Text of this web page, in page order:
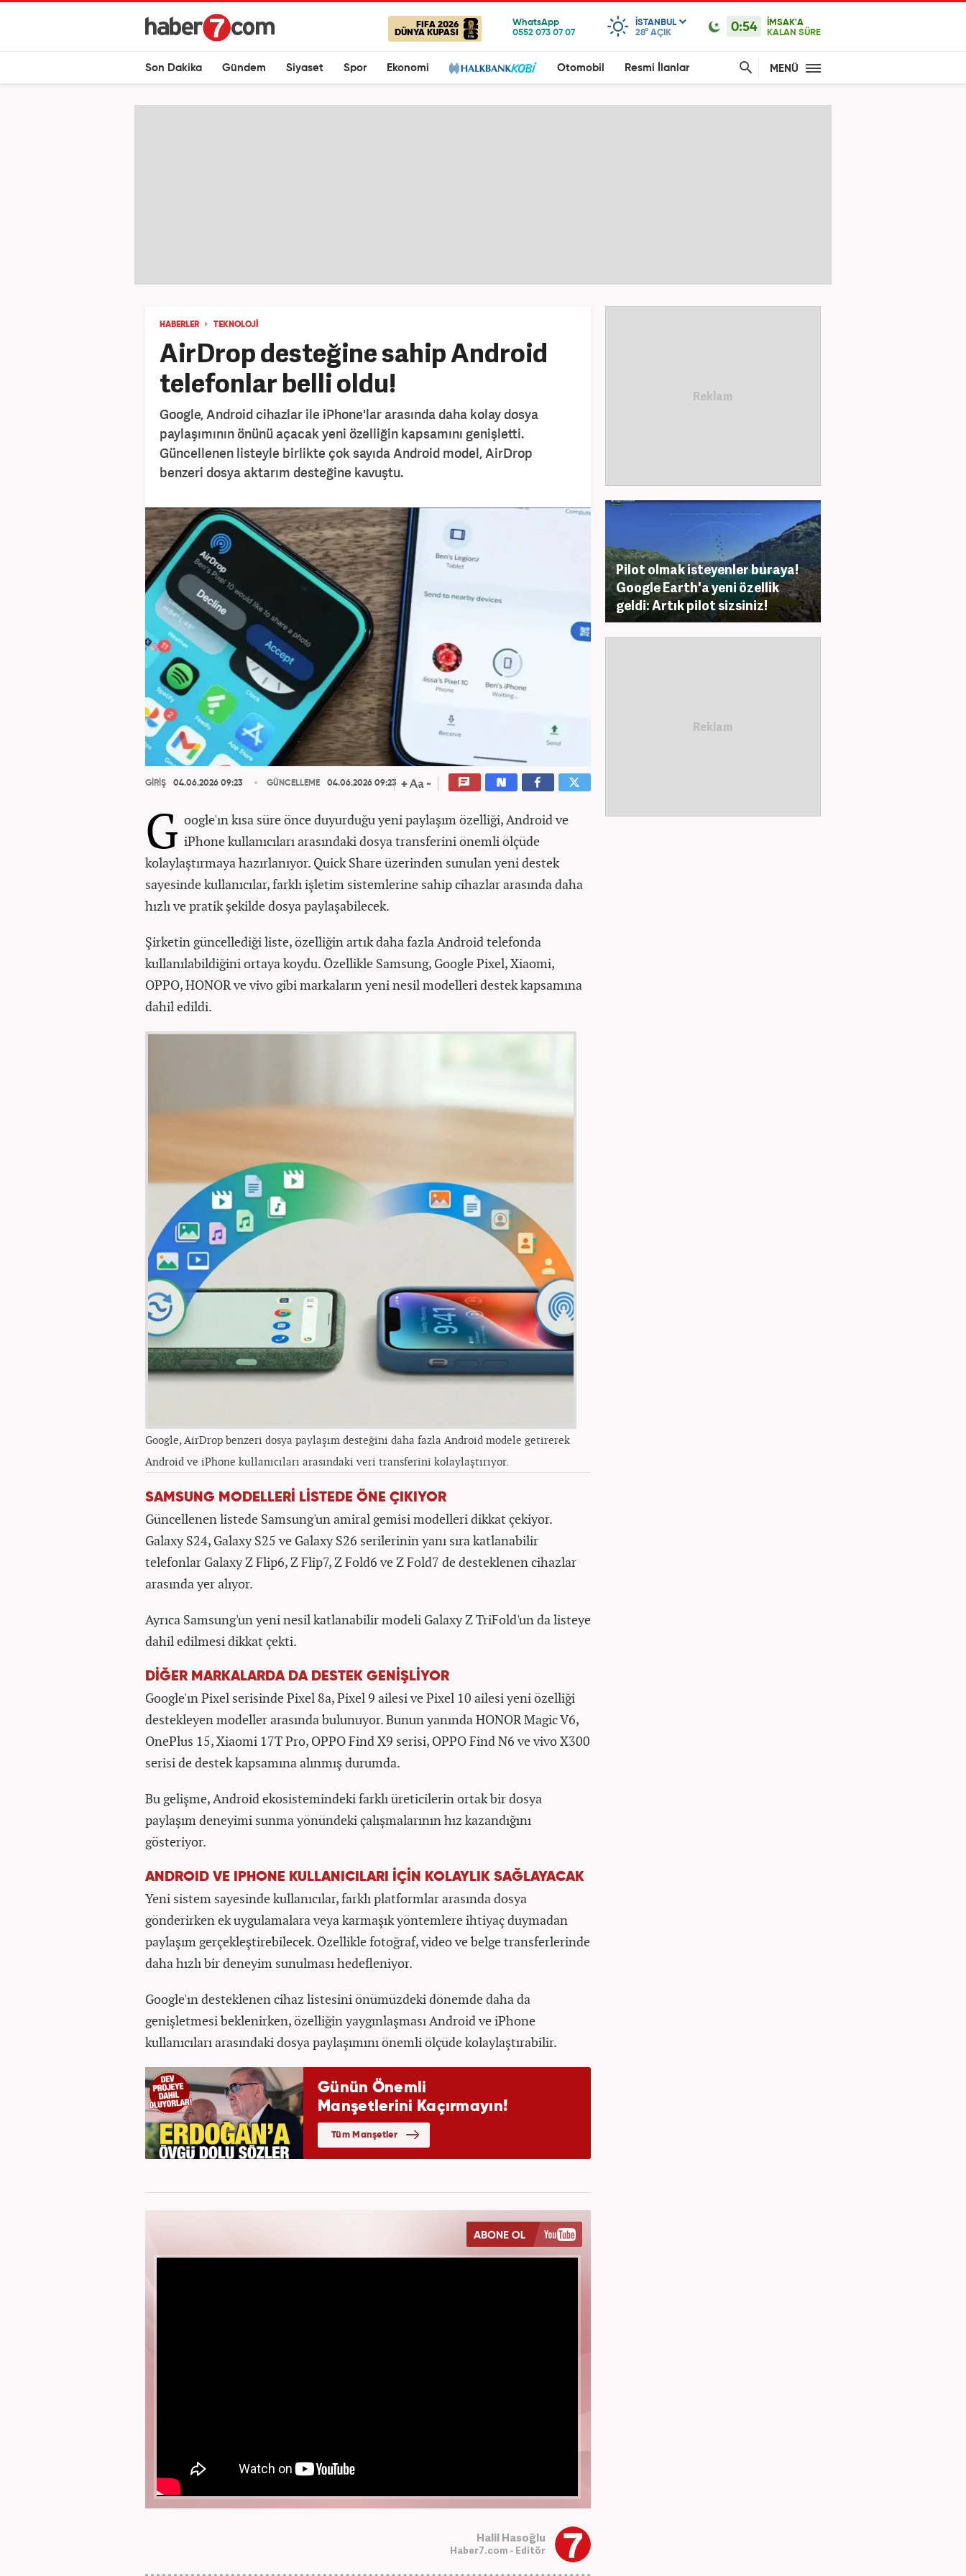
FIFA 2026
DÜNYA KUPASI
ISTANBUL
28° AÇIK 0:54
İMSAK'A
KALAN SÜRE
Son Dakika Gündem Siyaset Spor Ekonomi Otomobil Resmi İlanlar MENÜ
HABERLER TEKNOLOJİ
AirDrop desteğine sahip Android
telefonlar belli oldu!
Google, Android cihazlar ile iPhone'lar arasında daha kolay dosya
paylaşımının önünü açacak yeni özelliğin kapsamını genişletti.
Güncellenen listeyle birlikte çok sayıda Android model, AirDrop
benzeri dosya aktarım desteğine kavuştu.
GİRİŞ 04.06.2026 09:23 GÜNCELLEME 04.06.2026 09:23
G oogle'ın kısa süre önce duyurduğu yeni paylaşım özelliği, Android ve
iPhone kullanıcıları arasındaki dosya transferini önemli ölçüde
kolaylaştırmaya hazırlanıyor. Quick Share üzerinden sunulan yeni destek
sayesinde kullanıcılar, farklı işletim sistemlerine sahip cihazlar arasında daha
hızlı ve pratik şekilde dosya paylaşabilecek.
Şirketin güncellediği liste, özelliğin artık daha fazla Android telefonda
kullanılabildiğini ortaya koydu. Özellikle Samsung, Google Pixel, Xiaomi,
OPPO, HONOR ve vivo gibi markaların yeni nesil modelleri destek kapsamına
dahil edildi.
Google, AirDrop benzeri dosya paylaşım desteğini daha fazla Android modele getirerek
Android ve iPhone kullanıcıları arasındaki veri transferini kolaylaştırıyor.
SAMSUNG MODELLERİ LİSTEDE ÖNE ÇIKIYOR
Güncellenen listede Samsung'un amiral gemisi modelleri dikkat çekiyor.
Galaxy S24, Galaxy S25 ve Galaxy S26 serilerinin yanı sıra katlanabilir
telefonlar Galaxy Z Flip6, Z Flip7, Z Fold6 ve Z Fold7 de desteklenen cihazlar
arasında yer alıyor.
Ayrıca Samsung'un yeni nesil katlanabilir modeli Galaxy Z TriFold'un da listeye
dahil edilmesi dikkat çekti.
DİĞER MARKALARDA DA DESTEK GENİŞLİYOR
Google'ın Pixel serisinde Pixel 8a, Pixel 9 ailesi ve Pixel 10 ailesi yeni özelliği
destekleyen modeller arasında bulunuyor. Bunun yanında HONOR Magic V6,
OnePlus 15, Xiaomi 17T Pro, OPPO Find X9 serisi, OPPO Find N6 ve vivo X300
serisi de destek kapsamına alınmış durumda.
Bu gelişme, Android ekosistemindeki farklı üreticilerin ortak bir dosya
paylaşım deneyimi sunma yönündeki çalışmalarının hız kazandığını
gösteriyor.
ANDROID VE IPHONE KULLANICILARI İÇİN KOLAYLIK SAĞLAYACAK
Yeni sistem sayesinde kullanıcılar, farklı platformlar arasında dosya
gönderirken ek uygulamalara veya karmaşık yöntemlere ihtiyaç duymadan
paylaşım gerçekleştirebilecek. Özellikle fotoğraf, video ve belge transferlerinde
daha hızlı bir deneyim sunulması hedefleniyor.
Google'ın desteklenen cihaz listesini önümüzdeki dönemde daha da
genişletmesi beklenirken, özelliğin yaygınlaşması Android ve iPhone
kullanıcıları arasındaki dosya paylaşımını önemli ölçüde kolaylaştırabilir.
Halil Hasoğlu
Haber7.com - Editör
Pilot olmak isteyenler buraya!
Google Earth'a yeni özellik
geldi: Artık pilot sizsiniz!